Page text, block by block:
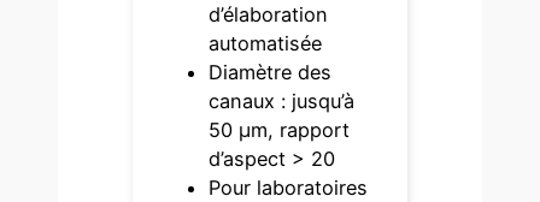
d’élaboration
automatisée
Diamètre des
canaux : jusqu’à
50 µm, rapport
d’aspect > 20
Pour laboratoires